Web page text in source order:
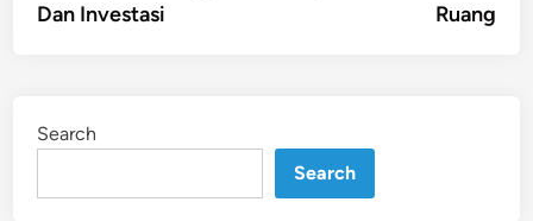
Dan Investasi
Ruang
Search
Search